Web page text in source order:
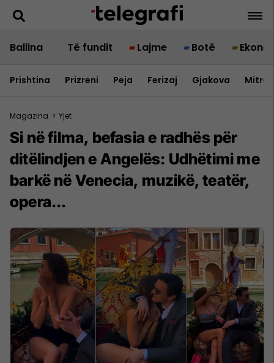
Ballina Të fundit Lajme Botë
Prishtina Prizreni Peja Ferizaj Gjakova
Magazina > Yjet
Si në filma, befasia e radhës për
ditëlindjen e Angelës: Udhëtimi me
barkë në Venecia, muzikë, teatër,
opera...